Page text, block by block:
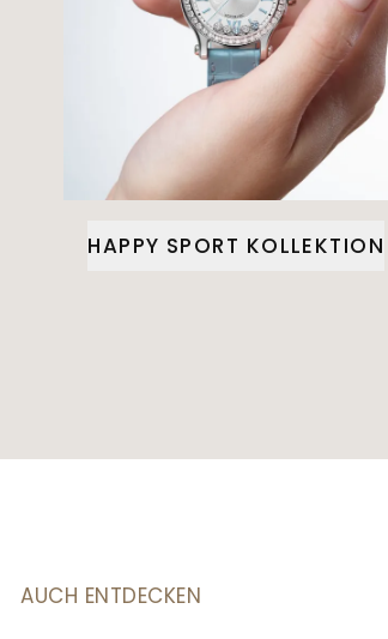
HAPPY SPORT KOLLEKTION
AUCH ENTDECKEN